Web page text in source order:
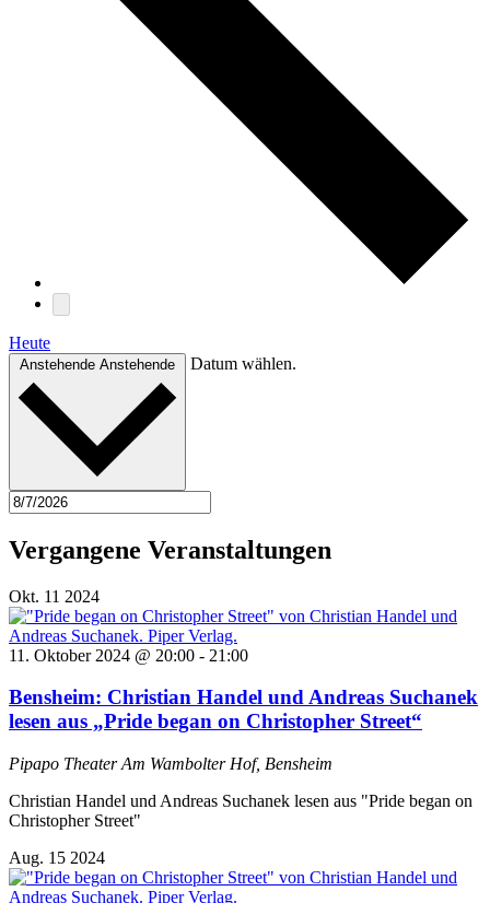
Heute
Anstehende Anstehende Datum wählen.
Vergangene Veranstaltungen
Okt. 11 2024
11. Oktober 2024 @ 20:00 - 21:00
Bensheim: Christian Handel und Andreas Suchanek
lesen aus „Pride began on Christopher Street“
Pipapo TheaterAm Wambolter Hof, Bensheim
Christian Handel und Andreas Suchanek lesen aus "Pride began on
Christopher Street"
Aug. 15 2024